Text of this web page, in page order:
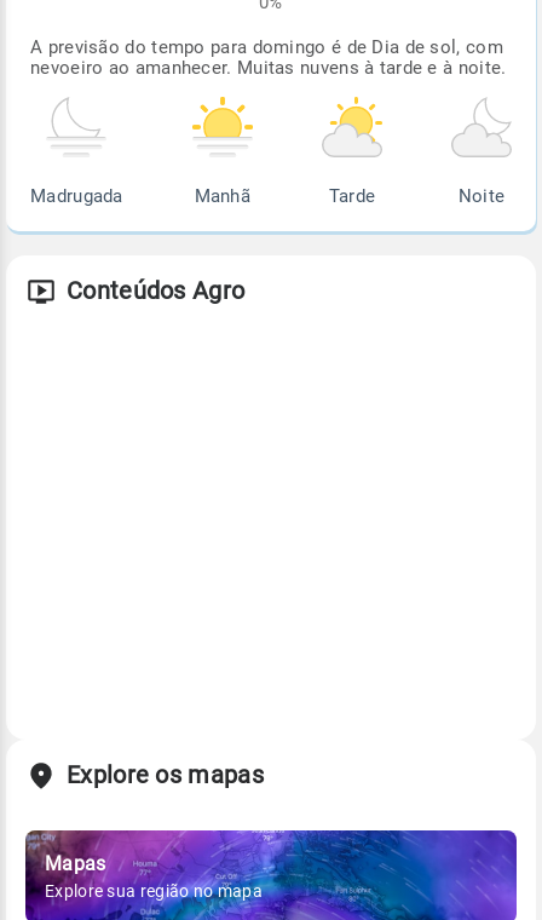
A previsão do tempo para domingo é de Dia de sol, com
nevoeiro ao amanhecer. Muitas nuvens à tarde e à noite.
Madrugada Manhã Tarde Noite
Conteúdos Agro
Explore os mapas
Mapas
Explore sua região no mapa